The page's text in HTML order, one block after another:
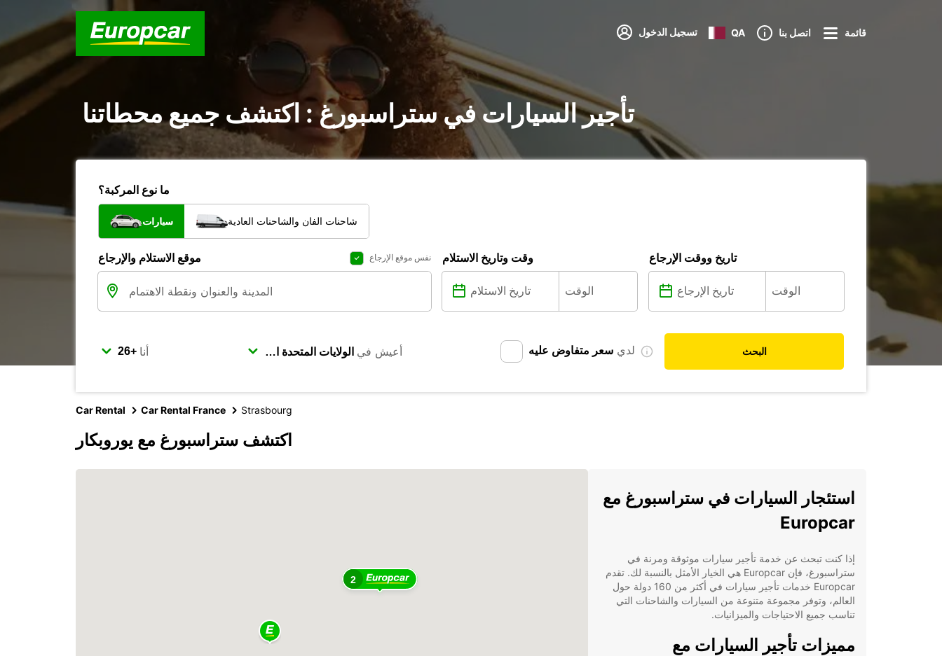
تسجيل الدخول QA اتصل بنا قائمة
تأجير السيارات في ستراسبورغ : اكتشف جميع محطاتنا
ما نوع المركبة؟
سيارات شاحنات الفان والشاحنات العادية
موقع الاستلام والإرجاع نفس موقع الإرجاع وقت وتاريخ الاستلام تاريخ ووقت الإرجاع
أنا أعيش في لدي سعر متفاوض عليه البحث
Car Rental Car Rental France Strasbourg
اكتشف ستراسبورغ مع يوروبكار
2
استئجار السيارات في ستراسبورغ مع
Europcar
إذا كنت تبحث عن خدمة تأجير سيارات موثوقة ومرنة في
ستراسبورغ، فإن Europcar هي الخيار الأمثل بالنسبة لك. تقدم
Europcar خدمات تأجير سيارات في أكثر من 160 دولة حول
العالم، وتوفر مجموعة متنوعة من السيارات والشاحنات التي
تناسب جميع الاحتياجات والميزانيات.
مميزات تأجير السيارات مع